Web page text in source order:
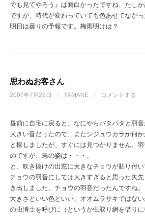
でも見てやろう』は面白かったですね、たし
ですが、時代が変わっていても色あせてなかっ
明日は曇りの予報です。梅雨明けは？
思わぬお客さん
2007年7月29日 / YAMANE / コメントする
昼前に自宅に戻ると、なにやらバタバタと羽
大きい音だったので、またシジュウカラか何
と探しましたが、すぐには見つかりません。
のですが、鳥の姿は・・・。
と、吹き抜けの出窓に大きなチョウが貼り付い
チョウの羽音にしては大きすぎると思った矢
き出しました。チョウの羽音だったんですね。
大きさといい色といい、オオムラサキではな
の虫博士を呼びに（というか虫取り網を借り